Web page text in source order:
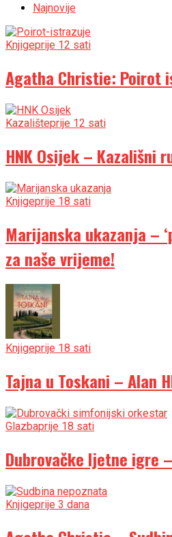
Najnovije
Knjigeprije 12 sati
Agatha Christie: Poirot
Kazališteprije 12 sati
HNK Osijek – Kazališni
Knjigeprije 18 sati
Marijanska ukazanja –
za naše vrijeme!
Knjigeprije 18 sati
Tajna u Toskani – Alan
Glazbaprije 18 sati
Dubrovačke ljetne igre
Knjigeprije 3 dana